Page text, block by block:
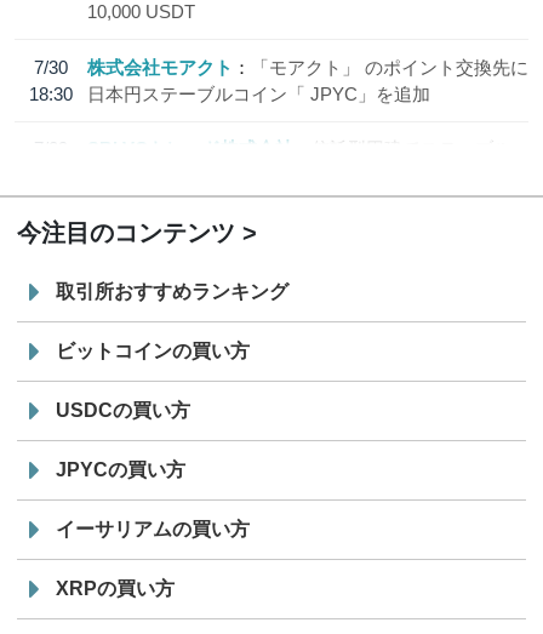
10,000 USDT
7/30
18:30
株式会社モアクト
「モアクト」 のポイント交換先に
日本円ステーブルコイン「 JPYC」を追加
7/29
SBI VCトレード株式会社
信託型円建てステーブル
今注目のコンテンツ
取引所おすすめランキング
ビットコインの買い方
USDCの買い方
JPYCの買い方
イーサリアムの買い方
XRPの買い方